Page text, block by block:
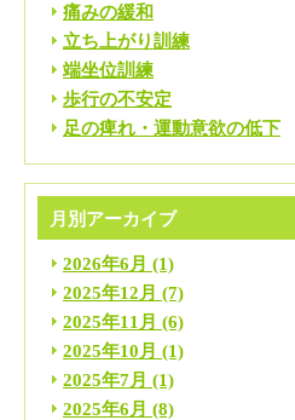
痛みの緩和
立ち上がり訓練
端坐位訓練
歩行の不安定
足の痺れ・運動意欲の低下
月別アーカイブ
2026年6月 (1)
2025年12月 (7)
2025年11月 (6)
2025年10月 (1)
2025年7月 (1)
2025年6月 (8)